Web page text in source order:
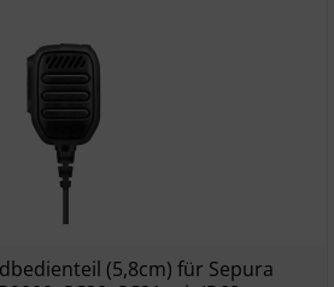
(5,8cm) für Sepura